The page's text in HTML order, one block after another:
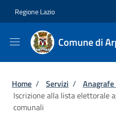
Regione Lazio
Comune di
Briciole di pane
Home / Servizi /
Iscrizione alla lista elettorale
comunali